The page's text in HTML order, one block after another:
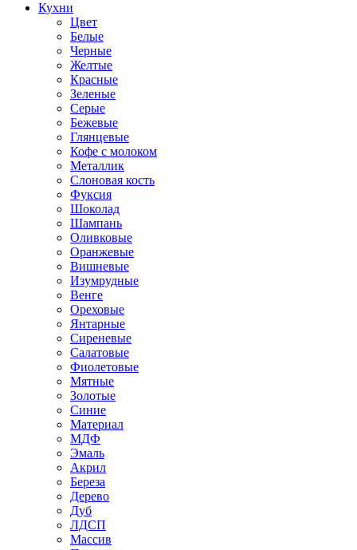
Кухни
Цвет
Белые
Черные
Желтые
Красные
Зеленые
Серые
Бежевые
Глянцевые
Кофе с молоком
Металлик
Слоновая кость
Фуксия
Шоколад
Шампань
Оливковые
Оранжевые
Вишневые
Изумрудные
Венге
Ореховые
Янтарные
Сиреневые
Салатовые
Фиолетовые
Мятные
Золотые
Синие
Материал
МДФ
Эмаль
Акрил
Береза
Дерево
Дуб
ЛДСП
Массив